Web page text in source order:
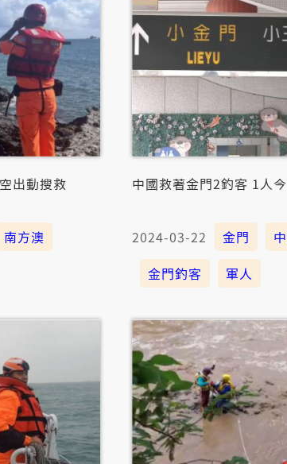
出動搜救
南方澳
中國救著金門2釣客 1人
2024-03-22 金門
金門釣客
軍人